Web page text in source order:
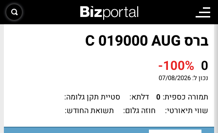
ברס C 019000 AUG
0
-100%
נכון ל: 07/08/2026
תמורה כספית: 0 דלתא:
סטיית תקן גלומה:
שווי תיאורטי:
חוזה גלום: תשואת החודש: